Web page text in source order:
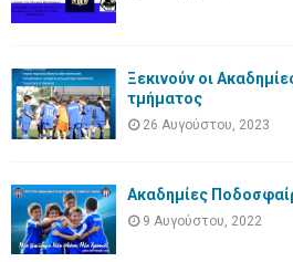
Ξεκινούν οι
τμήματος
26 Αυγούστου, 2023
Ακαδημίες
9 Αυγούστου, 2022